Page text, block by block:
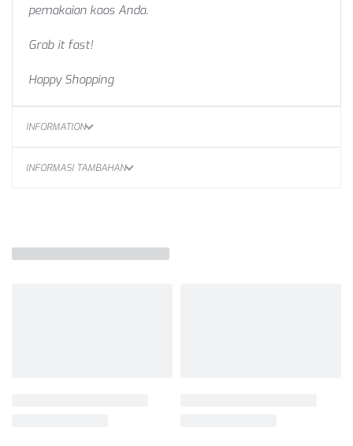
pemakaian kaos Anda.
Grab it fast!
Happy Shopping
INFORMATION
INFORMASI TAMBAHAN